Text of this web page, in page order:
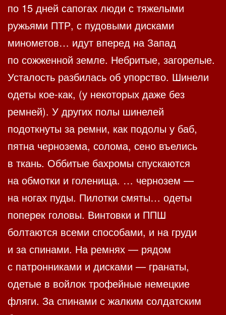
по 15 дней сапогах люди с тяжелыми
ружьями ПТР, с пудовыми дисками
минометов… идут вперед на Запад
по сожженной земле. Небритые, загорелые.
Усталость разбилась об упорство. Шинели
одеты кое-как, (у некоторых даже без
ремней). У других полы шинелей
подоткнуты за ремни, как подолы у баб,
пятна чернозема, солома, сено въелись
в ткань. Оббитые бахромы спускаются
на обмотки и голенища. … чернозем —
на ногах пуды. Пилотки смяты… одеты
поперек головы. Винтовки и ППШ
болтаются всеми способами, и на груди
и за спинами. На ремнях — рядом
с патронниками и дисками — гранаты,
одетые в войлок трофейные немецкие
фляги. За спинами с жалким солдатским